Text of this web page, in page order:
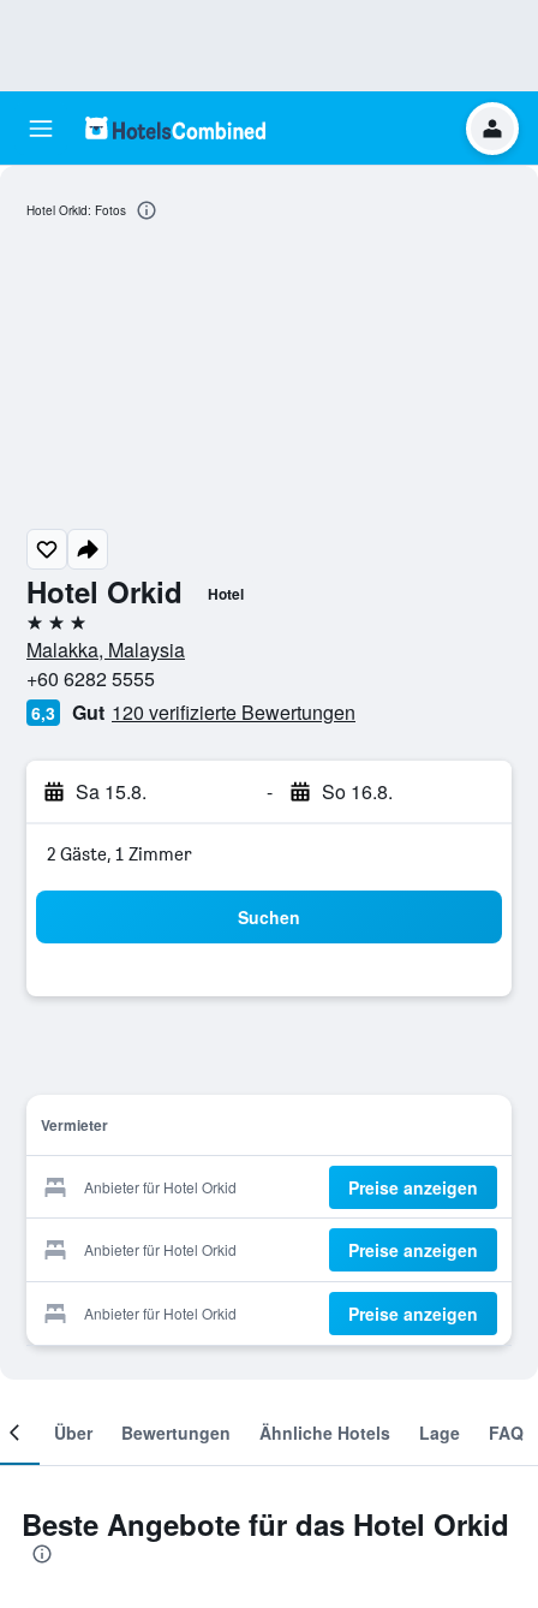
Hotel Orkid Hotel
3 Sterne
Malakka, Malaysia
+60 6282 5555
6,3 Gut 120 verifizierte Bewertungen
Sa 15.8. - So 16.8.
2 Gäste, 1 Zimmer
Suchen
Vermieter
Anbieter für Hotel Orkid Preise anzeigen
Anbieter für Hotel Orkid Preise anzeigen
Anbieter für Hotel Orkid Preise anzeigen
Hotel Orkid: Fotos
Über Bewertungen Ähnliche Hotels Lage FAQ
Beste Angebote für das Hotel Orkid